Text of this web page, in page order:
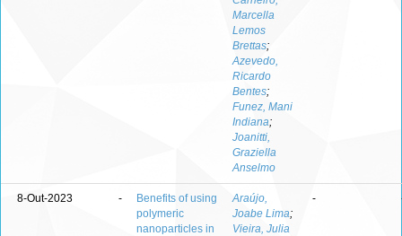
Marcella
Lemos
Brettas;
Azevedo,
Ricardo
Bentes;
Funez, Mani
Indiana;
Joanitti,
Graziella
Anselmo
8-Out-2023 -
Benefits of using
polymeric
nanoparticles in
Araújo,
Joabe Lima;
Vieira, Julia
-